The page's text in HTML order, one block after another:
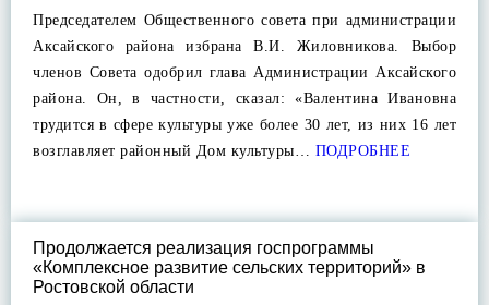
Председателем Общественного совета при администрации
Аксайского района избрана В.И. Жиловникова. Выбор
членов Совета одобрил глава Администрации Аксайского
района. Он, в частности, сказал: «Валентина Ивановна
трудится в сфере культуры уже более 30 лет, из них 16 лет
возглавляет районный Дом культуры… ПОДРОБНЕЕ
Продолжается реализация госпрограммы
«Комплексное развитие сельских территорий» в
Ростовской области